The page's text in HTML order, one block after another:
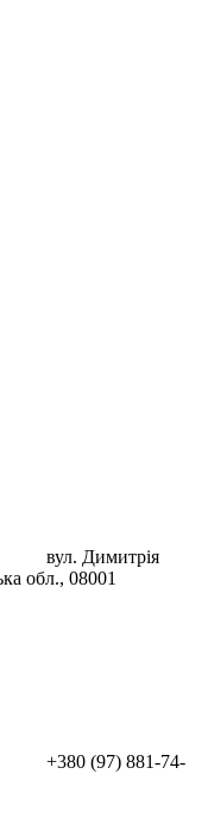
вул. Димитрія
обл., 08001
+380 (97) 881-74-